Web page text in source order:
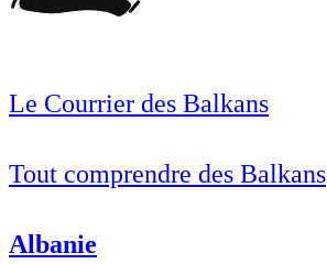
Le Courrier des Balkans
Tout comprendre des Balkans
Albanie